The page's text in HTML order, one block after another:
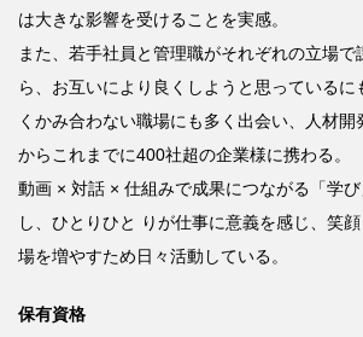
は大きな影響を受けることを実感。
また、若手社員と管理職がそれぞれの立場で
ら、お互いにより良くしようと思っているに
くかみ合わない職場にも多く出会い、人材開
からこれまでに400社超の企業様に携わる。
動画 × 対話 × 仕組みで成果につながる「学
し、ひとりひと
りが仕事に意義を感じ、笑
場を増やすため日々活動している。
保有資格